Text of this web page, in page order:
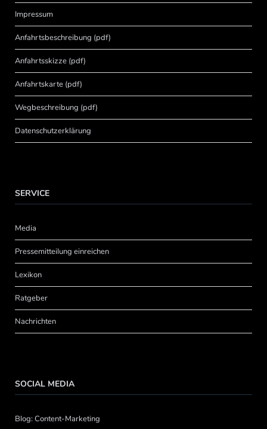
Impressum
Anfahrtsbeschreibung (pdf)
Anfahrtsskizze (pdf)
Anfahrtskarte (pdf)
Wegbeschreibung (pdf)
Datenschutzerklärung
SERVICE
Media
Pressemitteilung einreichen
Lexikon
Ratgeber
Nachrichten
SOCIAL MEDIA
Blog: Content-Marketing